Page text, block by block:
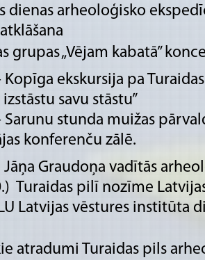
dienas arheoloģisko
grupas „Vējam kabatā”
Kopīga ekskursija pa
izstāstu savu stāstu”
Sarunu stunda muižas
konferenču zālē.
Graudoņa vadītās
Turaidas pilī nozīme
Latvijas vēstures institūta
atradumi Turaidas pils